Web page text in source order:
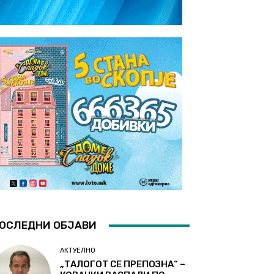
ОБЈАВИ
АКТУЕЛНО
„ТАЛОГОТ СЕ ПРЕПОЗНА“ –